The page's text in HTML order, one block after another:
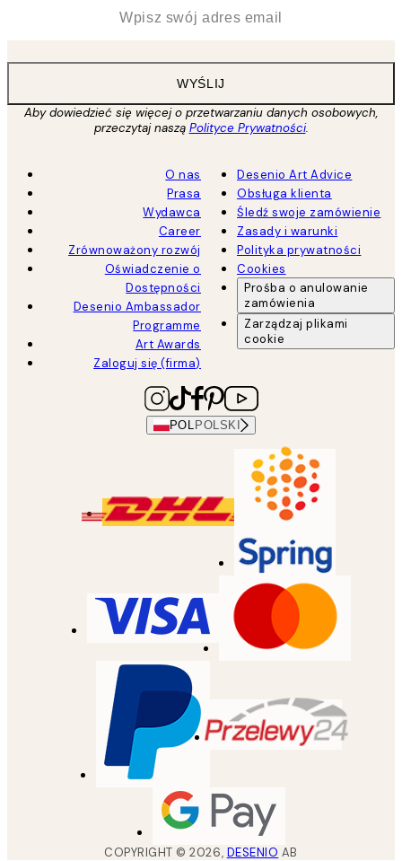
WYŚLIJ
Aby dowiedzieć się więcej o przetwarzaniu danych osobowych,
przeczytaj naszą Polityce Prywatności.
O nas
Prasa
Wydawca
Career
Zrównoważony rozwój
Oświadczenie o
Dostępności
Desenio Ambassador
Programme
Art Awards
Zaloguj się (firma)
Desenio Art Advice
Obsługa klienta
Śledź swoje zamówienie
Zasady i warunki
Polityka prywatności
Cookies
Prośba o anulowanie
zamówienia
Zarządzaj plikami
cookie
POL POLSKI
COPYRIGHT ©2026, DESENIO AB